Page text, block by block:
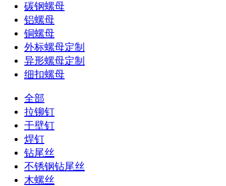
碳钢螺母
铝螺母
铜螺母
外标螺母定制
异形螺母定制
细扣螺母
全部
拉铆钉
干壁钉
焊钉
钻尾丝
不锈钢钻尾丝
木螺丝